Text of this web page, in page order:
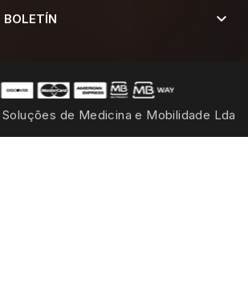
BOLETÍN 
de Medicina e Mobilidade Lda